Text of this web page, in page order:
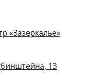
«Зазеркалье»
13